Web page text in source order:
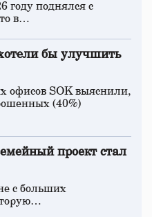
году поднялся с
в…
бы улучшить
офисов SOK выяснили,
(40%)
проект стал
с больших